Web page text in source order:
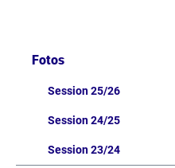
Fotos
Session 25/26
Session 24/25
Session 23/24